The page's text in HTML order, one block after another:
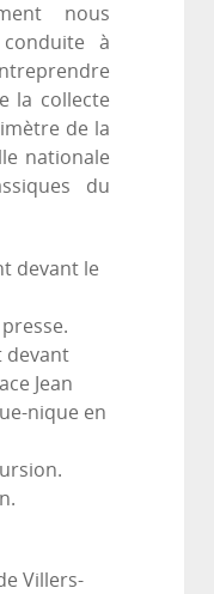
nous
à
la collecte
de la
nationale
du
devant le
devant
Jean
nique en
Villers-